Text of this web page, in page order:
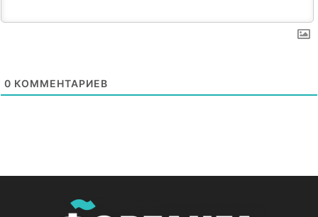
0 КОММЕНТАРИЕВ